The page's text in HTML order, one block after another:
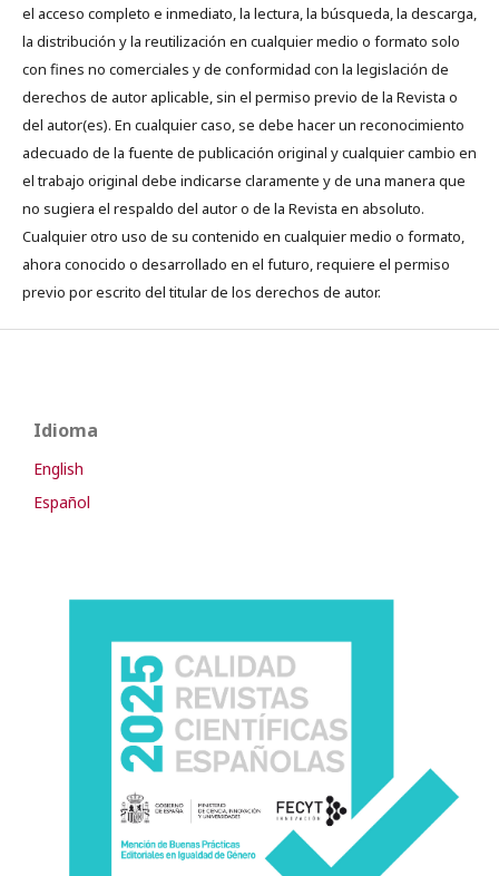
el acceso completo e inmediato, la lectura, la búsqueda, la descarga,
la distribución y la reutilización en cualquier medio o formato solo
con fines no comerciales y de conformidad con la legislación de
derechos de autor aplicable, sin el permiso previo de la Revista o
del autor(es). En cualquier caso, se debe hacer un reconocimiento
adecuado de la fuente de publicación original y cualquier cambio en
el trabajo original debe indicarse claramente y de una manera que
no sugiera el respaldo del autor o de la Revista en absoluto.
Cualquier otro uso de su contenido en cualquier medio o formato,
ahora conocido o desarrollado en el futuro, requiere el permiso
previo por escrito del titular de los derechos de autor.
Idioma
English
Español